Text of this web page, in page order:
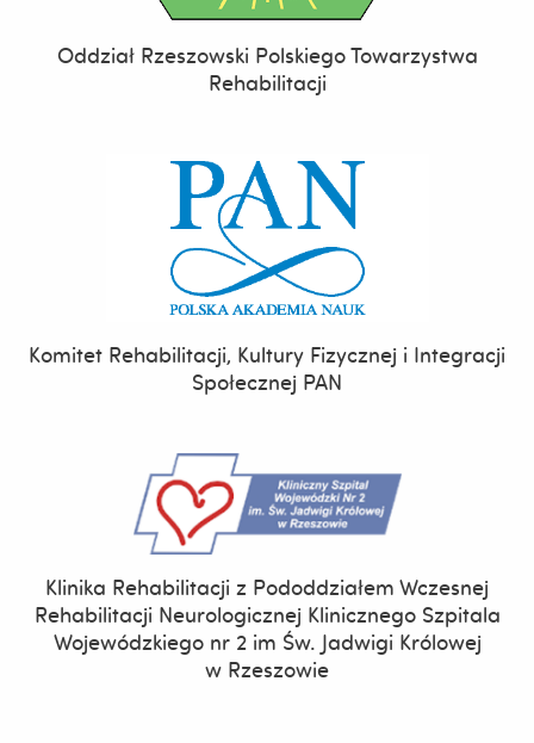
Oddział Rzeszowski Polskiego Towarzystwa
Rehabilitacji
Komitet Rehabilitacji, Kultury Fizycznej i Integracji
Społecznej PAN
Klinika Rehabilitacji z Pododdziałem Wczesnej
Rehabilitacji Neurologicznej Klinicznego Szpitala
Wojewódzkiego nr 2 im Św. Jadwigi Królowej
w Rzeszowie